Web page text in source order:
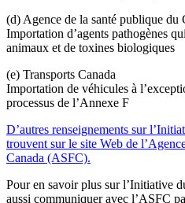
(d) Agence de la santé publique du
Importation d’agents pathogènes
animaux et de toxines biologiques
(e) Transports Canada
Importation de véhicules à
processus de l’Annexe F
D’autres renseignements sur
trouvent sur le site Web de
Canada (ASFC).
Pour en savoir plus sur l’Initiative
aussi communiquer avec l’ASFC